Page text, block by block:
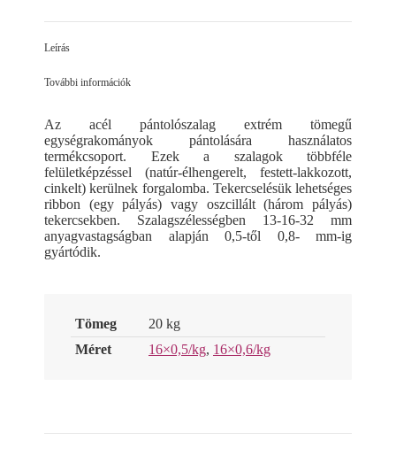
Leírás
További információk
Az acél pántolószalag extrém tömegű
egységrakományok pántolására használatos
termékcsoport. Ezek a szalagok többféle
felületképzéssel (natúr-élhengerelt, festett-lakkozott,
cinkelt) kerülnek forgalomba. Tekercselésük lehetséges
ribbon (egy pályás) vagy oszcillált (három pályás)
tekercsekben. Szalagszélességben 13-16-32 mm
anyagvastagságban alapján 0,5-től 0,8- mm-ig
gyártódik.
Tömeg
20 kg
Méret
16×0,5/kg, 16×0,6/kg